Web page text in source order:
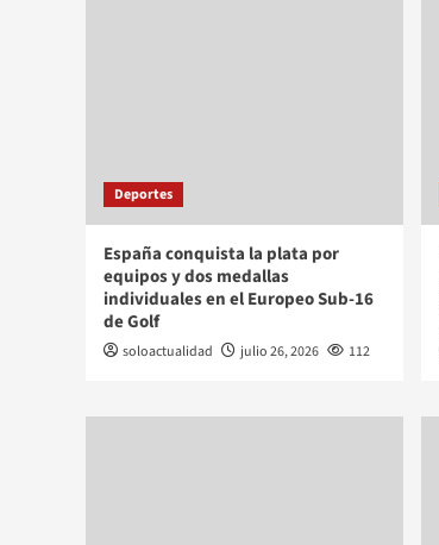
Deportes
España conquista la plata por
equipos y dos medallas
individuales en el Europeo Sub-16
de Golf
soloactualidad julio 26, 2026 112